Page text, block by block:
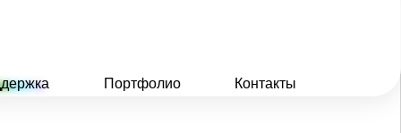
Портфолио Контакты